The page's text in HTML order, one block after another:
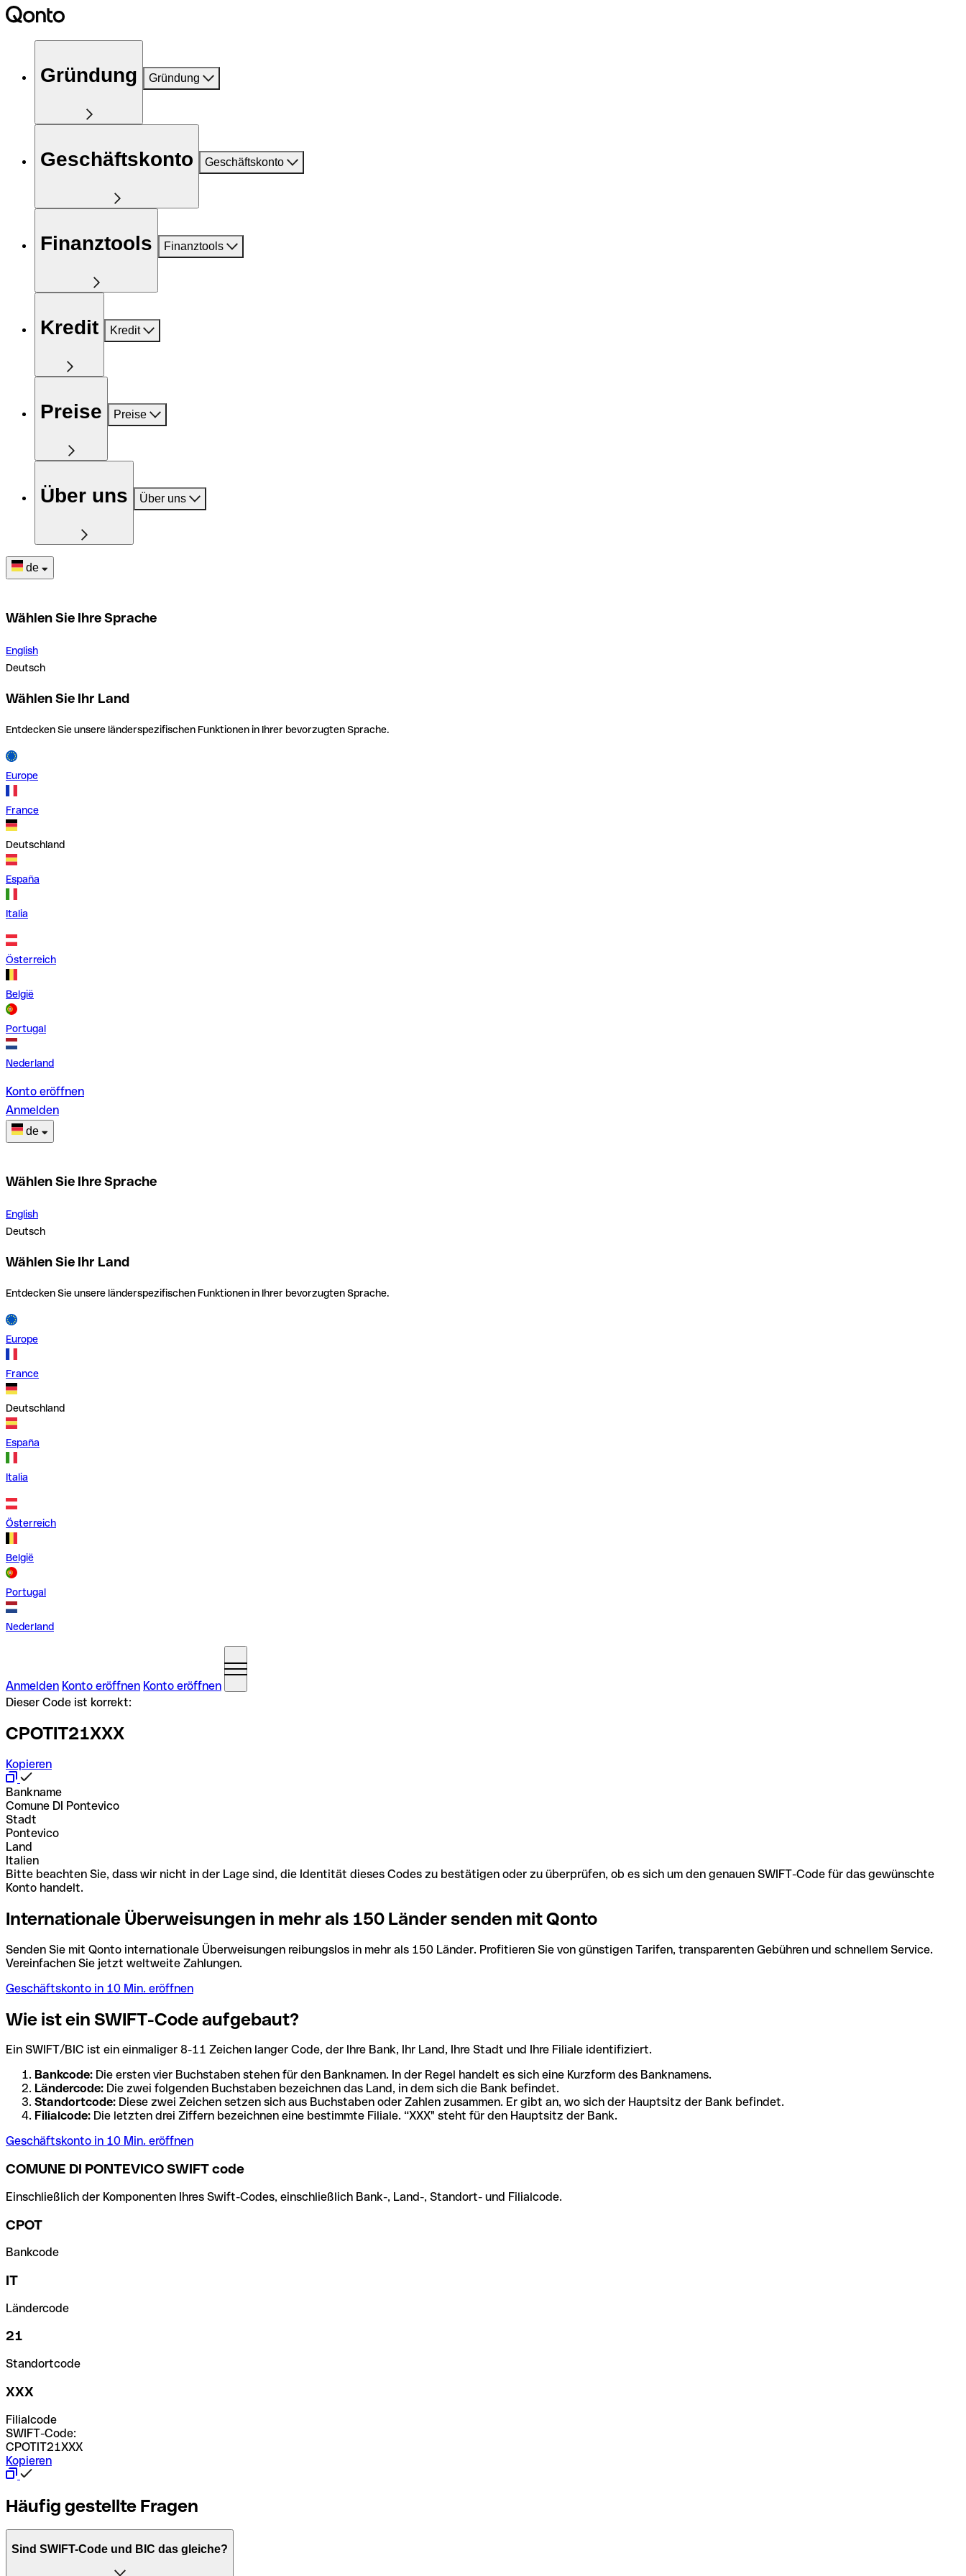
Gründung Gründung
Geschäftskonto Geschäftskonto
Finanztools Finanztools
Kredit Kredit
Preise Preise
Über uns Über uns
de
Wählen Sie Ihre Sprache
English
Deutsch
Wählen Sie Ihr Land
Entdecken Sie unsere länderspezifischen Funktionen in Ihrer bevorzugten Sprache.
Europe
France
Deutschland
España
Italia
Österreich
België
Portugal
Nederland
Konto eröffnen
Anmelden
de
Wählen Sie Ihre Sprache
English
Deutsch
Wählen Sie Ihr Land
Entdecken Sie unsere länderspezifischen Funktionen in Ihrer bevorzugten Sprache.
Europe
France
Deutschland
España
Italia
Österreich
België
Portugal
Nederland
Anmelden Konto eröffnen Konto eröffnen
Dieser Code ist korrekt:
CPOTIT21XXX
Kopieren
Bankname
Comune DI Pontevico
Stadt
Pontevico
Land
Italien
Bitte beachten Sie, dass wir nicht in der Lage sind, die Identität dieses Codes zu bestätigen oder zu überprüfen, ob es sich um den genauen SWIFT-Code für das gewünschte
Konto handelt.
Internationale Überweisungen in mehr als 150 Länder senden mit Qonto
Senden Sie mit Qonto internationale Überweisungen reibungslos in mehr als 150 Länder. Profitieren Sie von günstigen Tarifen, transparenten Gebühren und schnellem Service.
Vereinfachen Sie jetzt weltweite Zahlungen.
Geschäftskonto in 10 Min. eröffnen
Wie ist ein SWIFT-Code aufgebaut?
Ein SWIFT/BIC ist ein einmaliger 8-11 Zeichen langer Code, der Ihre Bank, Ihr Land, Ihre Stadt und Ihre Filiale identifiziert.
Bankcode: Die ersten vier Buchstaben stehen für den Banknamen. In der Regel handelt es sich eine Kurzform des Banknamens.
Ländercode: Die zwei folgenden Buchstaben bezeichnen das Land, in dem sich die Bank befindet.
Standortcode: Diese zwei Zeichen setzen sich aus Buchstaben oder Zahlen zusammen. Er gibt an, wo sich der Hauptsitz der Bank befindet.
Filialcode: Die letzten drei Ziffern bezeichnen eine bestimmte Filiale. “XXX" steht für den Hauptsitz der Bank.
Geschäftskonto in 10 Min. eröffnen
COMUNE DI PONTEVICO SWIFT code
Einschließlich der Komponenten Ihres Swift-Codes, einschließlich Bank-, Land-, Standort- und Filialcode.
CPOT
Bankcode
IT
Ländercode
21
Standortcode
XXX
Filialcode
SWIFT-Code:
CPOTIT21XXX
Kopieren
Häufig gestellte Fragen
Sind SWIFT-Code und BIC das gleiche?